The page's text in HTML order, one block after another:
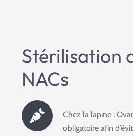
Stérilisation
NACs
Chez la lapine :
obligatoire afin